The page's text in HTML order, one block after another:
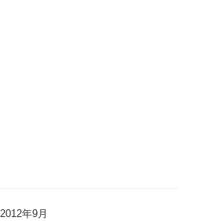
2012年9月